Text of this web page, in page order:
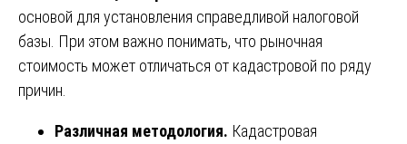
основой для установления справедливой налоговой
базы. При этом важно понимать, что рыночная
стоимость может отличаться от кадастровой по ряду
причин.
Различная методология. Кадастровая